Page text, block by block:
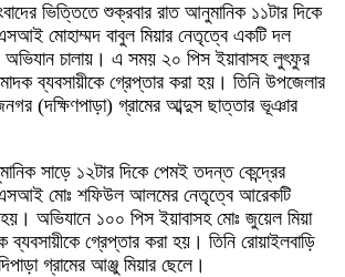
ভিত্তিতে শুক্রবার রাত আনুমানিক ১১টার দিকে
মোহাম্মদ বাবুল মিয়ার নেতৃত্বে একটি দল
অভিযান চালায়। এ সময় ২০ পিস ইয়াবাসহ লুৎফুর
ব্যবসায়ীকে গ্রেপ্তার করা হয়। তিনি উপজেলার
(দক্ষিণপাড়া) গ্রামের আব্দুস ছাত্তার ভূঞার
সাড়ে ১২টার দিকে পেমই তদন্ত কেন্দ্রের
এসআই মোঃ শফিউল আলমের নেতৃত্বে আরেকটি
হয়। অভিযানে ১০০ পিস ইয়াবাসহ মোঃ জুয়েল মিয়া
গ্রেপ্তার করা হয়। তিনি রোয়াইলবাড়ি
গ্রামের আঞ্জু মিয়ার ছেলে।